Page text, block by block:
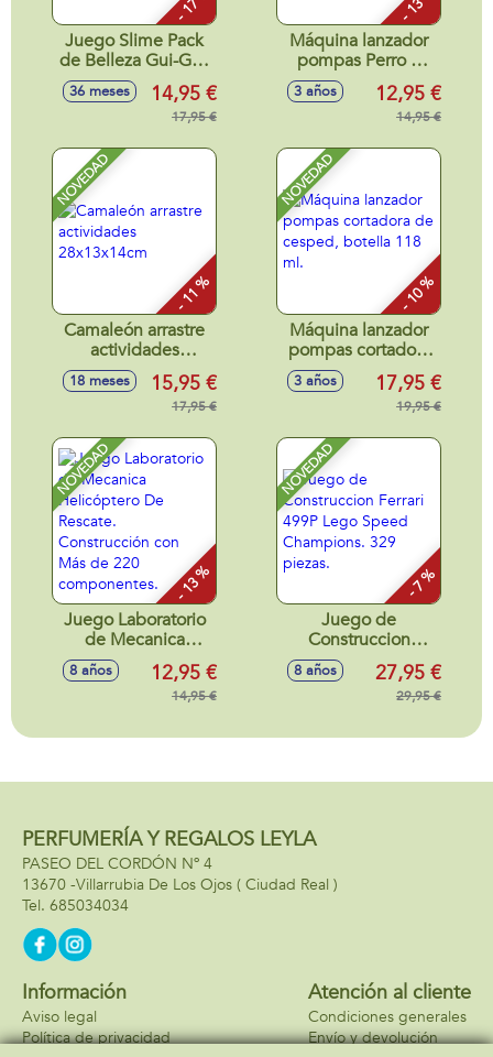
Juego Slime Pack
de Belleza Gui-Gui.
Transforma tu
juego del Slime
con nuevas texturas
36 meses 14,95 €
17,95 €
Máquina lanzador
pompas Perro o
Dinosaurio, botella
118 ml.
3 años 12,95 €
14,95 €
NOVEDAD
- 11 %
Camaleón arrastre
actividades
28x13x14cm
18 meses 15,95 €
17,95 €
NOVEDAD
- 10 %
Máquina lanzador
pompas cortadora
de cesped, botella
118 ml.
3 años 17,95 €
19,95 €
NOVEDAD
- 13 %
Juego Laboratorio
de Mecanica
Helicóptero De
Rescate.
Construcción con
componentes.
8 años 12,95 €
14,95 €
NOVEDAD
- 7 %
Juego de
Construccion
Ferrari 499P Lego
Speed Champions.
329 piezas.
8 años 27,95 €
29,95 €
PERFUMERÍA Y REGALOS LEYLA
PASEO DEL CORDÓN Nº 4
13670 -Villarrubia De Los Ojos ( Ciudad Real )
685034034
Información
Aviso legal
Política de privacidad
Atención al cliente
Condiciones generales
Envío y devolución